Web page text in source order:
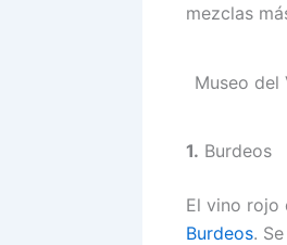
mezclas
Museo del
1. Burdeos
El vino rojo
Burdeos.